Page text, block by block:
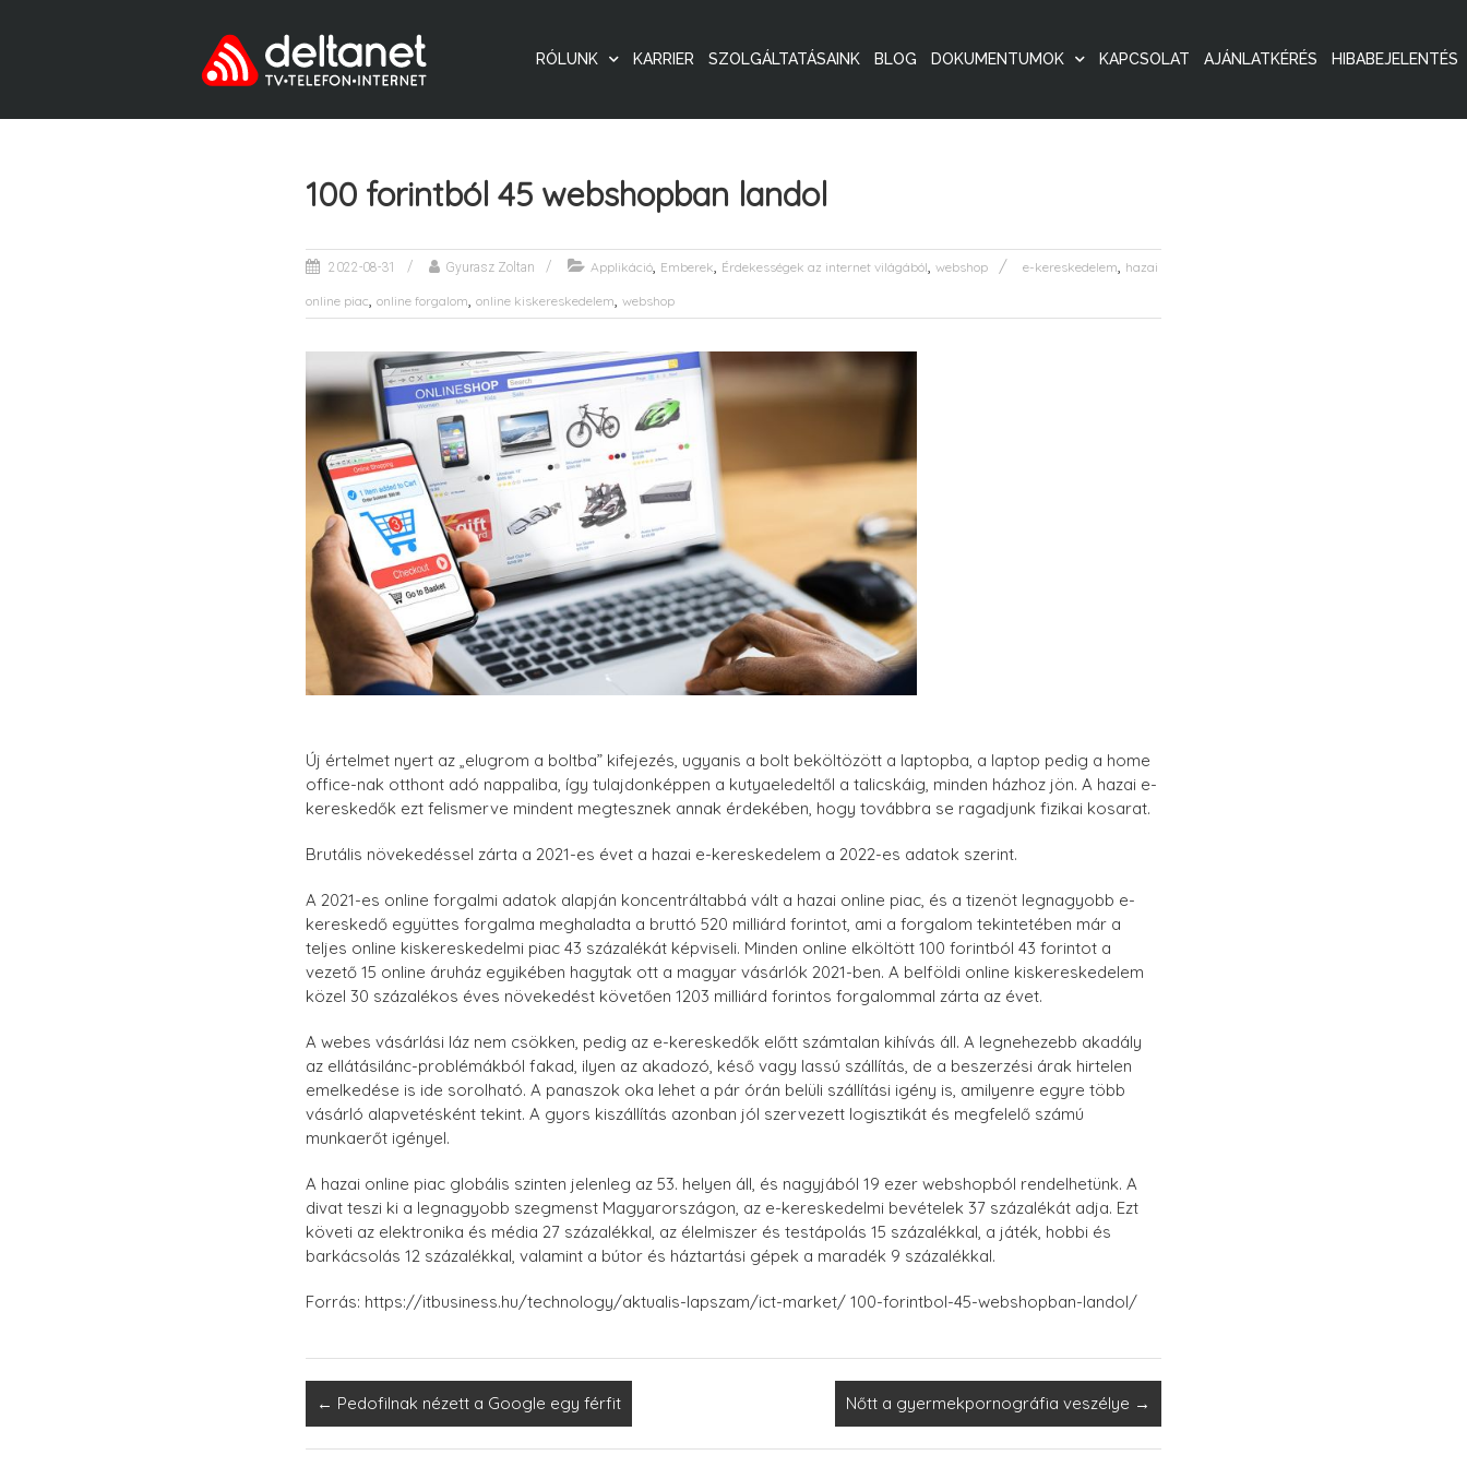
RÓLUNK KARRIER SZOLGÁLTATÁSAINK BLOG DOKUMENTUMOK KAPCSOLAT AJÁNLATKÉRÉS HIBABEJELENTÉS
100 forintból 45 webshopban landol
2022-08-31 Gyurasz Zoltan Applikáció, Emberek, Érdekességek az internet világából,webshop e-kereskedelem, hazai
online piac,online forgalom,online kiskereskedelem,webshop
Új értelmet nyert az „elugrom a boltba” kifejezés, ugyanis a bolt beköltözött a laptopba, a laptop pedig a home
office-nak otthont adó nappaliba, így tulajdonképpen a kutyaeledeltől a talicskáig, minden házhoz jön. A hazai e-
kereskedők ezt felismerve mindent megtesznek annak érdekében, hogy továbbra se ragadjunk fizikai kosarat.
Brutális növekedéssel zárta a 2021-es évet a hazai e-kereskedelem a 2022-es adatok szerint.
A 2021-es online forgalmi adatok alapján koncentráltabbá vált a hazai online piac, és a tizenöt legnagyobb e-
kereskedő együttes forgalma meghaladta a bruttó 520 milliárd forintot, ami a forgalom tekintetében már a
teljes online kiskereskedelmi piac 43 százalékát képviseli. Minden online elköltött 100 forintból 43 forintot a
vezető 15 online áruház egyikében hagytak ott a magyar vásárlók 2021-ben. A belföldi online kiskereskedelem
közel 30 százalékos éves növekedést követően 1203 milliárd forintos forgalommal zárta az évet.
A webes vásárlási láz nem csökken, pedig az e-kereskedők előtt számtalan kihívás áll. A legnehezebb akadály
az ellátásilánc-problémákból fakad, ilyen az akadozó, késő vagy lassú szállítás, de a beszerzési árak hirtelen
emelkedése is ide sorolható. A panaszok oka lehet a pár órán belüli szállítási igény is, amilyenre egyre több
vásárló alapvetésként tekint. A gyors kiszállítás azonban jól szervezett logisztikát és megfelelő számú
munkaerőt igényel.
A hazai online piac globális szinten jelenleg az 53. helyen áll, és nagyjából 19 ezer webshopból rendelhetünk. A
divat teszi ki a legnagyobb szegmenst Magyarországon, az e-kereskedelmi bevételek 37 százalékát adja. Ezt
követi az elektronika és média 27 százalékkal, az élelmiszer és testápolás 15 százalékkal, a játék, hobbi és
barkácsolás 12 százalékkal, valamint a bútor és háztartási gépek a maradék 9 százalékkal.
Forrás: https://itbusiness.hu/technology/aktualis-lapszam/ict-market/ 100-forintbol-45-webshopban-landol/
← Pedofilnak nézett a Google egy férfit Nőtt a gyermekpornográfia veszélye →